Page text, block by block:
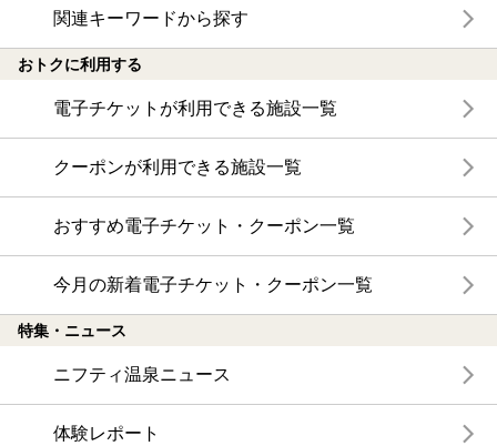
関連キーワードから探す
おトクに利用する
電子チケットが利用できる施設一覧
クーポンが利用できる施設一覧
おすすめ電子チケット・クーポン一覧
今月の新着電子チケット・クーポン一覧
特集・ニュース
ニフティ温泉ニュース
体験レポート